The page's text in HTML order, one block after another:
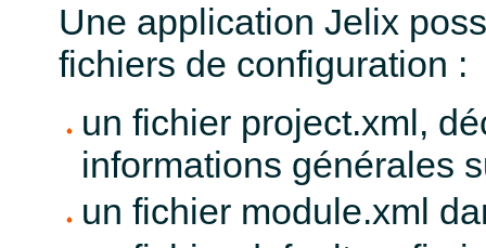
Une application Jelix
fichiers de configuration :
un fichier project.xml,
informations générales
un fichier module.xml